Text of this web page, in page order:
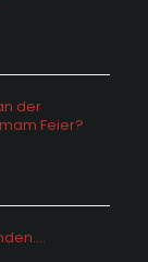
der
Feier?